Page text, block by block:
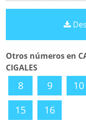
Otros números en
CIGALES
8 9 10
15
16